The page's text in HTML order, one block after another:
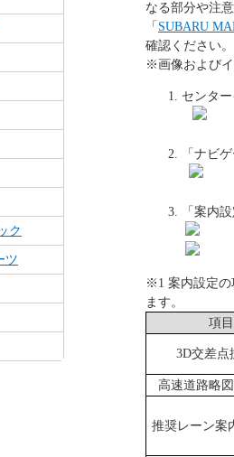
ク
ツ
なる部分や注
「 SUBARU
確認ください。
※画像および
センタ
「ナビ
「案内
※1 案内設定の
ます。
項目
3D交差点
高速道路略
推奨レーン案